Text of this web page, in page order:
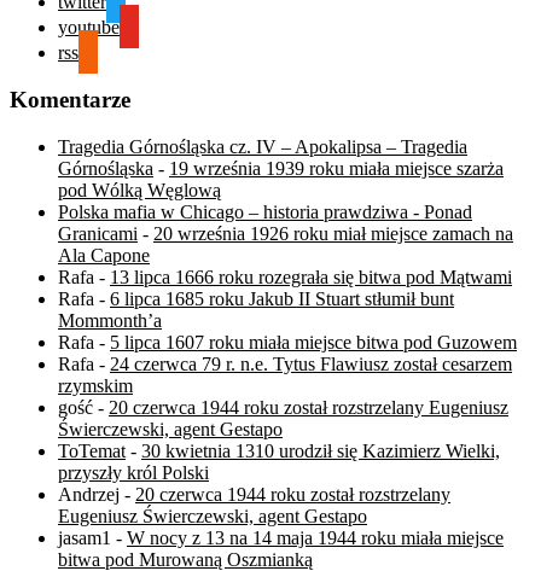
youtube
rss
Komentarze
Tragedia Górnośląska cz. IV – Apokalipsa – Tragedia
Górnośląska - 19 września 1939 roku miała miejsce szarża
pod Wólką Węglową
Polska mafia w Chicago – historia prawdziwa - Ponad
Granicami - 20 września 1926 roku miał miejsce zamach na
Ala Capone
Rafa - 13 lipca 1666 roku rozegrała się bitwa pod Mątwami
Rafa - 6 lipca 1685 roku Jakub II Stuart stłumił bunt
Mommonth’a
Rafa - 5 lipca 1607 roku miała miejsce bitwa pod Guzowem
Rafa - 24 czerwca 79 r. n.e. Tytus Flawiusz został cesarzem
rzymskim
gość - 20 czerwca 1944 roku został rozstrzelany Eugeniusz
Świerczewski, agent Gestapo
ToTemat - 30 kwietnia 1310 urodził się Kazimierz Wielki,
przyszły król Polski
Andrzej - 20 czerwca 1944 roku został rozstrzelany
Eugeniusz Świerczewski, agent Gestapo
jasam1 - W nocy z 13 na 14 maja 1944 roku miała miejsce
bitwa pod Murowaną Oszmianką